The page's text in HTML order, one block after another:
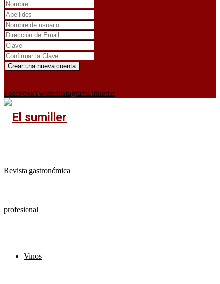
FacebookTwitterInstagramLinkedin
Revista gastronómica
profesional
Vinos